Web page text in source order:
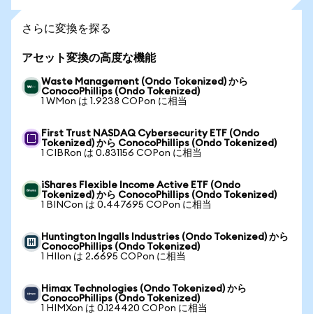
さらに変換を探る
アセット変換の高度な機能
Waste Management (Ondo Tokenized) から
ConocoPhillips (Ondo Tokenized)
1 WMon は 1.9238 COPon に相当
First Trust NASDAQ Cybersecurity ETF (Ondo
Tokenized) から ConocoPhillips (Ondo Tokenized)
1 CIBRon は 0.831156 COPon に相当
iShares Flexible Income Active ETF (Ondo
Tokenized) から ConocoPhillips (Ondo Tokenized)
1 BINCon は 0.447695 COPon に相当
Huntington Ingalls Industries (Ondo Tokenized) から
ConocoPhillips (Ondo Tokenized)
1 HIIon は 2.6695 COPon に相当
Himax Technologies (Ondo Tokenized) から
ConocoPhillips (Ondo Tokenized)
1 HIMXon は 0.124420 COPon に相当